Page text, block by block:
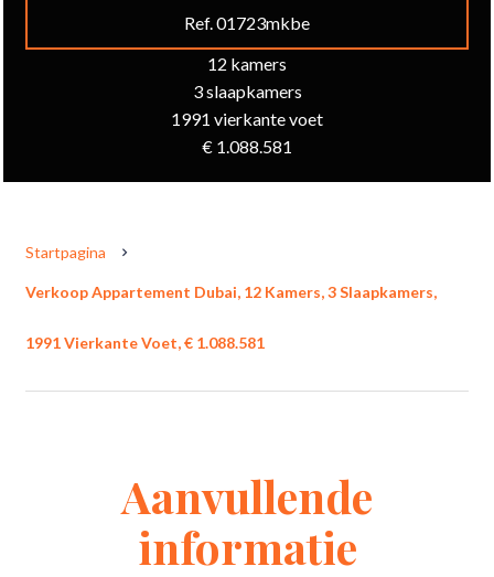
Ref. 01723mkbe
12 kamers
3 slaapkamers
1991 vierkante voet
€ 1.088.581
Startpagina
Verkoop Appartement Dubai, 12 Kamers, 3 Slaapkamers,
1991 Vierkante Voet, € 1.088.581
Aanvullende
informatie